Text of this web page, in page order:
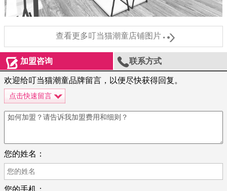
查看更多叮当猫潮童店铺图片
加盟咨询 联系方式
欢迎给叮当猫潮童品牌留言，以便尽快获得回复。
点击快速留言
您的姓名：
您的手机：